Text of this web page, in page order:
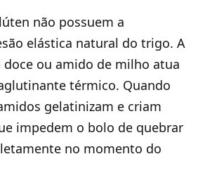
não possuem a
elástica natural do trigo. A
ou amido de milho atua
térmico. Quando
gelatinizam e criam
impedem o bolo de quebrar
no momento do